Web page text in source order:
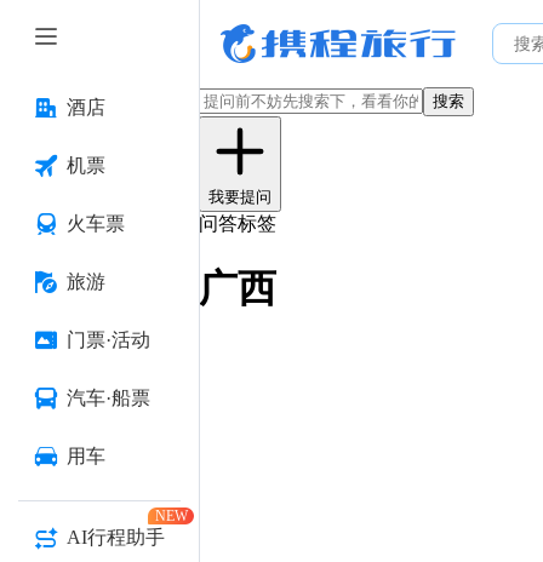
酒店
机票
火车票
旅游
门票·活动
汽车·船票
用车
AI行程助手
NEW
搜索
我要提问
问答标签
广西